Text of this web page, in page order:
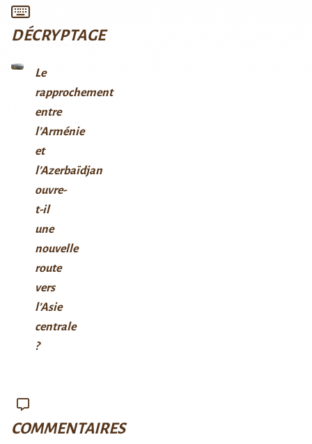
DÉCRYPTAGE
Le
rapprochement
entre
l’Arménie
et
l’Azerbaïdjan
ouvre-
t-il
une
nouvelle
route
vers
l’Asie
centrale
?
COMMENTAIRES